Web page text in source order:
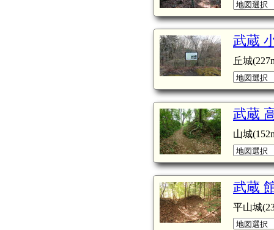
武蔵
丘城
武蔵
山城
武蔵
平山城